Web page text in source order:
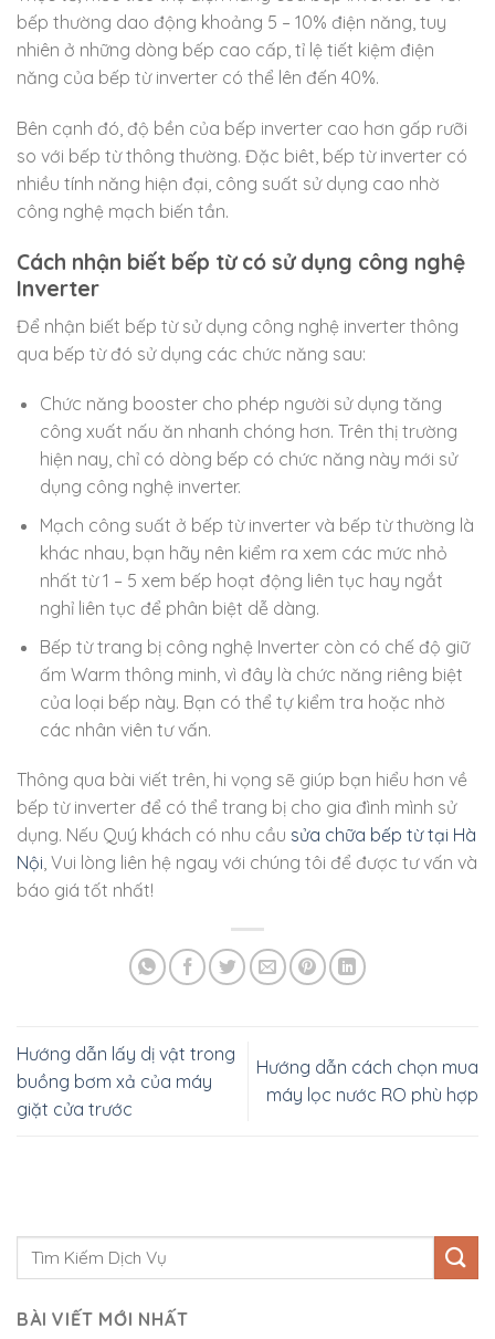
bếp thường dao động khoảng 5 – 10% điện năng, tuy
nhiên ở những dòng bếp cao cấp, tỉ lệ tiết kiệm điện
năng của bếp từ inverter có thể lên đến 40%.
Bên cạnh đó, độ bền của bếp inverter cao hơn gấp rưỡi
so với bếp từ thông thường. Đặc biêt, bếp từ inverter có
nhiều tính năng hiện đại, công suất sử dụng cao nhờ
công nghệ mạch biến tần.
Cách nhận biết bếp từ có sử dụng công nghệ
Inverter
Để nhận biết bếp từ sử dụng công nghệ inverter thông
qua bếp từ đó sử dụng các chức năng sau:
Chức năng booster cho phép người sử dụng tăng
công xuất nấu ăn nhanh chóng hơn. Trên thị trường
hiện nay, chỉ có dòng bếp có chức năng này mới sử
dụng công nghệ inverter.
Mạch công suất ở bếp từ inverter và bếp từ thường là
khác nhau, bạn hãy nên kiểm ra xem các mức nhỏ
nhất từ 1 – 5 xem bếp hoạt động liên tục hay ngắt
nghỉ liên tục để phân biệt dễ dàng.
Bếp từ trang bị công nghệ Inverter còn có chế độ giữ
ấm Warm thông minh, vì đây là chức năng riêng biệt
của loại bếp này. Bạn có thể tự kiểm tra hoặc nhờ
các nhân viên tư vấn.
Thông qua bài viết trên, hi vọng sẽ giúp bạn hiểu hơn về
bếp từ inverter để có thể trang bị cho gia đình mình sử
dụng. Nếu Quý khách có nhu cầu sửa chữa bếp từ tại Hà
Nội, Vui lòng liên hệ ngay với chúng tôi để được tư vấn và
báo giá tốt nhất!
Hướng dẫn lấy dị vật trong
buồng bơm xả của máy
giặt cửa trước
Hướng dẫn cách chọn mua
máy lọc nước RO phù hợp
BÀI VIẾT MỚI NHẤT